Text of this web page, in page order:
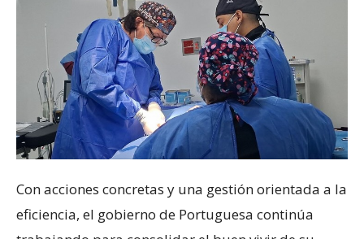
Con acciones concretas y una gestión orientada a la
eficiencia, el gobierno de Portuguesa continúa